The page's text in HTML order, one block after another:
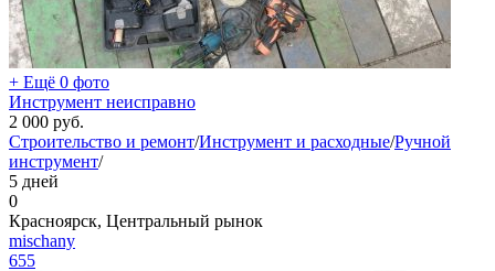
+ Ещё 0 фото
Инструмент неисправно
2 000 руб.
Строительство и ремонт/Инструмент и расходные/Ручной
инструмент/
5 дней
0
Красноярск, Центральный рынок
mischany
655